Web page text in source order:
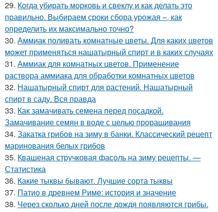
29. Когда убирать морковь и свеклу и как делать это
правильно. Выбираем сроки сбора урожая –, как
определить их максимально точно?
30. Аммиак поливать комнатные цветы. Для каких цветов
может применяться нашатырный спирт и в каких случаях
31. Аммиак для комнатных цветов. Применение
раствора аммиака для обработки комнатных цветов
32. Нашатырный спирт для растений. Нашатырный
спирт в саду. Вся правда
33. Как замачивать семена перед посадкой.
Замачивание семян в воде с целью проращивания
34. Закатка грибов на зиму в банки. Классический рецепт
маринования белых грибов
35. Квашеная стручковая фасоль на зиму рецепты. —
Статистика
36. Какие тыквы бывают. Лучшие сорта тыквы
37. Патио в древнем Риме: история и значение
38. Через сколько дней после дождя появляются грибы.